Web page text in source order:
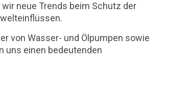
neue Trends beim Schutz der
von Wasser- und Ölpumpen sowie
uns einen bedeutenden